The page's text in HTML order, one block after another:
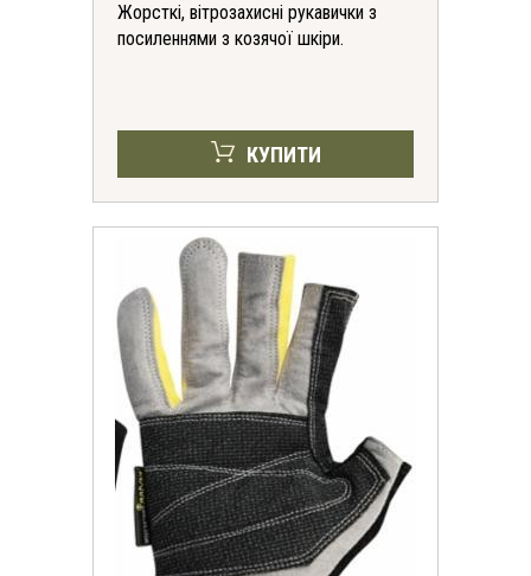
Жорсткі, вітрозахисні рукавички з
посиленнями з козячої шкіри.
КУПИТИ